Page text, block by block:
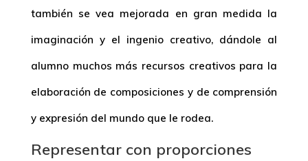
también se vea mejorada en gran medida la
imaginación y el ingenio creativo, dándole al
alumno muchos más recursos creativos para la
elaboración de composiciones y de comprensión
y expresión del mundo que le rodea.
Representar con proporciones